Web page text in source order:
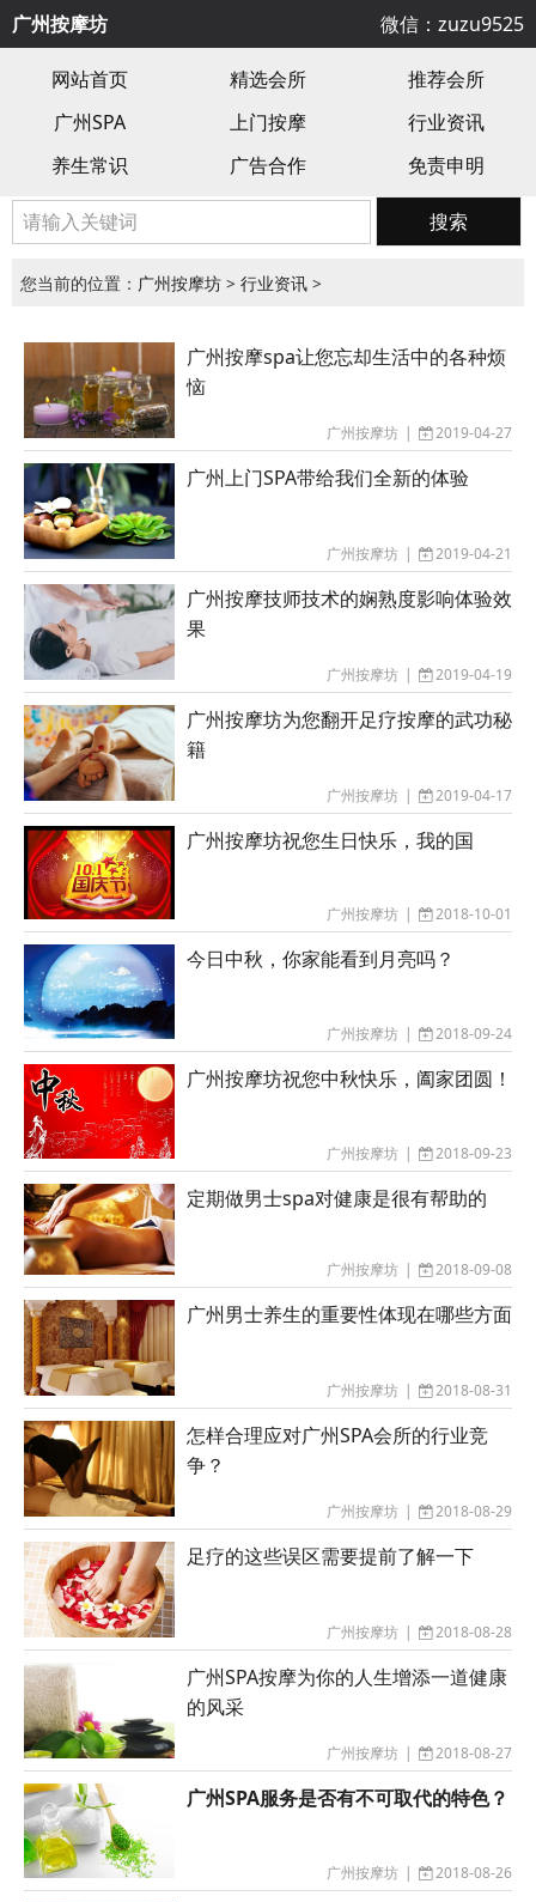
广州按摩坊 微信：zuzu9525
网站首页 精选会所
推荐会所
广州SPA
上门按摩
行业资讯
养生常识
广告合作 免责申明
搜索
您当前的位置： 广州按摩坊> 行业资讯>
广州按摩spa让您忘却生活中的各种烦
恼
广州按摩坊 | 2019-04-27
广州上门SPA带给我们全新的体验
广州按摩坊 | 2019-04-21
广州按摩技师技术的娴熟度影响体验效
果
广州按摩坊 | 2019-04-19
广州按摩坊为您翻开足疗按摩的武功秘
籍
广州按摩坊 | 2019-04-17
广州按摩坊祝您生日快乐，我的国
广州按摩坊 | 2018-10-01
今日中秋，你家能看到月亮吗？
广州按摩坊 | 2018-09-24
广州按摩坊祝您中秋快乐，阖家团圆！
广州按摩坊 | 2018-09-23
定期做男士spa对健康是很有帮助的
广州按摩坊 | 2018-09-08
广州男士养生的重要性体现在哪些方面
广州按摩坊 | 2018-08-31
怎样合理应对广州SPA会所的行业竞
争？
广州按摩坊 | 2018-08-29
足疗的这些误区需要提前了解一下
广州按摩坊 | 2018-08-28
广州SPA按摩为你的人生增添一道健康
的风采
广州按摩坊 | 2018-08-27
广州SPA服务是否有不可取代的特色？
广州按摩坊 | 2018-08-26